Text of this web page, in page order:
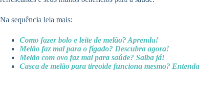
Na sequência leia mais:
Como fazer bolo e leite de melão? Aprenda!
Melão faz mal para o fígado? Descubra agora!
Melão com ovo faz mal para saúde? Saiba já!
Casca de melão para tireoide funciona mesmo? Entenda